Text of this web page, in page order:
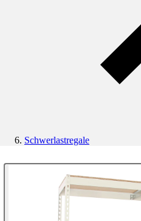
Schwerlastregale